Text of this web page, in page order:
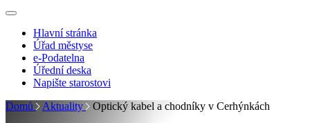
Hlavní stránka
Úřad městyse
e-Podatelna
Úřední deska
Napište starostovi
Domů
Aktuality Optický kabel a chodníky v Cerhýnkách